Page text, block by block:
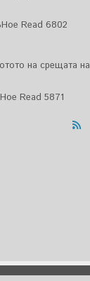
Read 6802
на срещата на
Read 5871